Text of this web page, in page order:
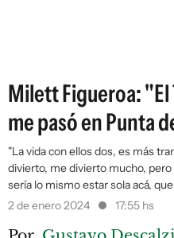
Milett Figueroa:
me pasó en Punta
"La vida con ellos dos, es más
divierto, me divierto mucho,
sería lo mismo estar sola acá,
2 de enero 2024
17:55 hs